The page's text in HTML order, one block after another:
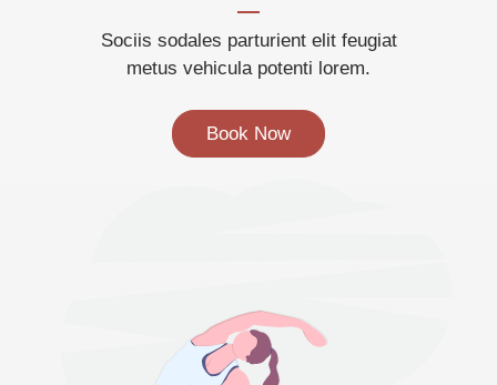
Sociis sodales parturient elit feugiat
metus vehicula potenti lorem.
Book Now